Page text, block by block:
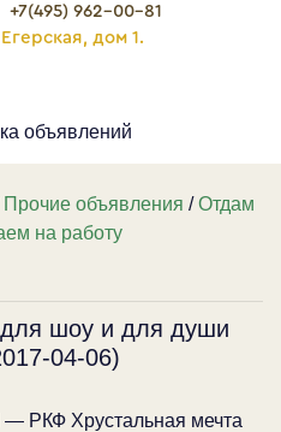
+7(495) 962-00-81
дом 1.
объявлений
Прочие объявления /Отдам
на работу
шоу и для души
04-06)
РКФ Хрустальная мечта